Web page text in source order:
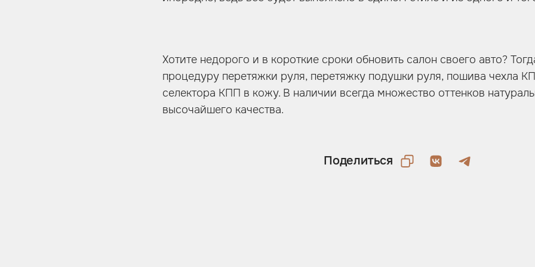
Хотите недорого и в короткие сроки обновить салон своего авто?
процедуру перетяжки руля, перетяжку подушки руля, пошива чехла
селектора КПП в кожу. В наличии всегда множество оттенков
высочайшего качества.
Поделиться